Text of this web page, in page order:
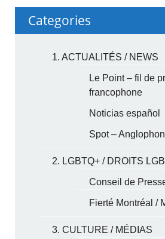
Categories
1. ACTUALITÉS / NEWS
Le Point – fil de
francophone
Noticias español
Spot –
2. LGBTQ+ / DROITS
Conseil de
Fierté Montréal /
3. CULTURE / MÉDIAS